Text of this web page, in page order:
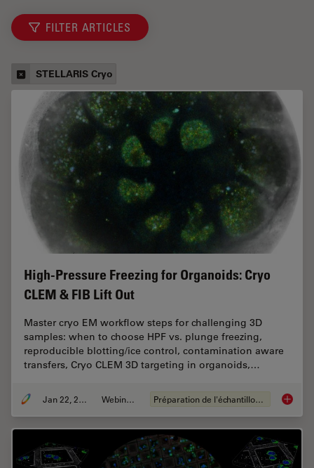
FILTER ARTICLES
STELLARIS Cryo
High-Pressure Freezing for Organoids: Cryo
CLEM & FIB Lift Out
Master cryo EM workflow steps for challenging 3D
samples: when to choose HPF vs. plunge freezing,
reproducible blotting/ice control, contamination aware
transfers, Cryo CLEM 3D targeting in organoids,…
Jan 22, 2026 Webinaire Préparation de l'échantillon EM High-